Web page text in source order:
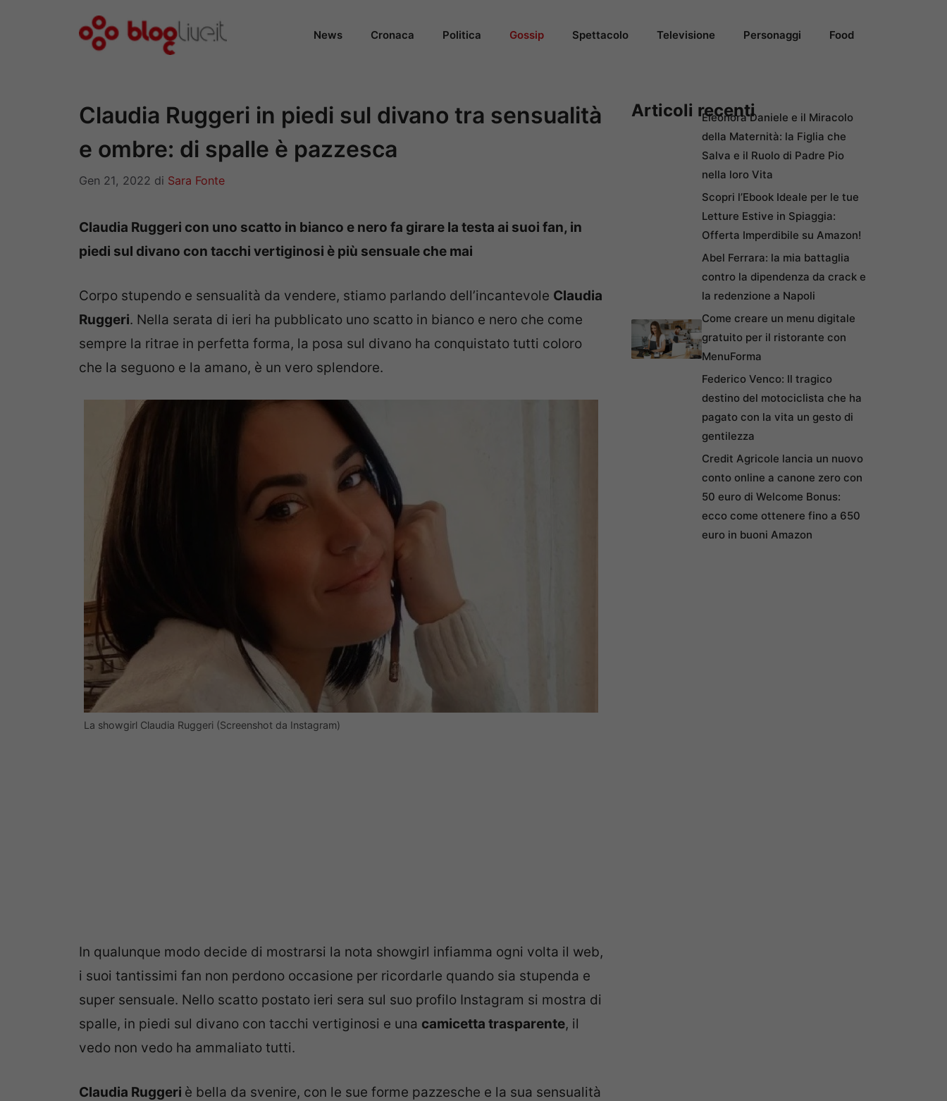
News Cronaca Politica Gossip Spettacolo Televisione Personaggi Food
Claudia Ruggeri in piedi sul divano tra sensualità
e ombre: di spalle è pazzesca
Gen 21, 2022 di Sara Fonte
Claudia Ruggeri con uno scatto in bianco e nero fa girare la testa ai suoi fan, in
piedi sul divano con tacchi vertiginosi è più sensuale che mai
Corpo stupendo e sensualità da vendere, stiamo parlando dell’incantevole Claudia
Ruggeri. Nella serata di ieri ha pubblicato uno scatto in bianco e nero che come
sempre la ritrae in perfetta forma, la posa sul divano ha conquistato tutti coloro
che la seguono e la amano, è un vero splendore.
La showgirl Claudia Ruggeri (Screenshot da Instagram)
In qualunque modo decide di mostrarsi la nota showgirl infiamma ogni volta il web,
i suoi tantissimi fan non perdono occasione per ricordarle quando sia stupenda e
super sensuale. Nello scatto postato ieri sera sul suo profilo Instagram si mostra di
spalle, in piedi sul divano con tacchi vertiginosi e una camicetta trasparente, il
vedo non vedo ha ammaliato tutti.
Claudia Ruggeri è bella da svenire, con le sue forme pazzesche e la sua sensualità
Articoli recentiEleonora Daniele e il Miracolo
della Maternità: la Figlia che
Salva e il Ruolo di Padre Pio
nella loro Vita
Scopri l’Ebook Ideale per le tue
Letture Estive in Spiaggia:
Offerta Imperdibile su Amazon!
Abel Ferrara: la mia battaglia
contro la dipendenza da crack e
la redenzione a Napoli
Come creare un menu digitale
gratuito per il ristorante con
MenuForma
Federico Venco: Il tragico
destino del motociclista che ha
pagato con la vita un gesto di
gentilezza
Credit Agricole lancia un nuovo
conto online a canone zero con
50 euro di Welcome Bonus:
ecco come ottenere fino a 650
euro in buoni Amazon